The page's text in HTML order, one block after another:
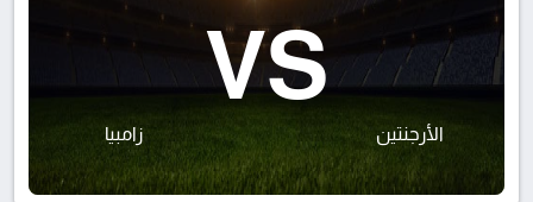
الأرجنتين
VS
زامبيا